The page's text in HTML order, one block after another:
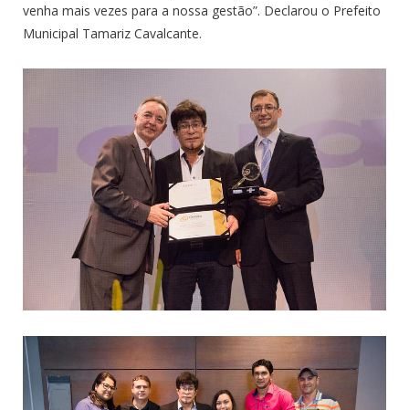
venha mais vezes para a nossa gestão”. Declarou o Prefeito
Municipal Tamariz Cavalcante.